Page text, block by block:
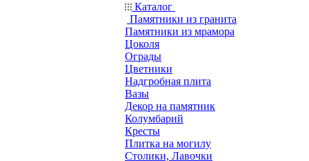
Каталог
Памятники из гранита
Памятники из мрамора
Цоколя
Ограды
Цветники
Надгробная плита
Вазы
Декор на памятник
Колумбарий
Кресты
Плитка на могилу
Столики, Лавочки